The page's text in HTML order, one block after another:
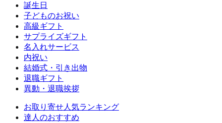
誕生日
子どものお祝い
高級ギフト
サプライズギフト
名入れサービス
内祝い
結婚式・引き出物
退職ギフト
異動・退職挨拶
お取り寄せ人気ランキング
達人のおすすめ